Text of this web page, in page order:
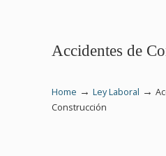
Accidentes de
Home → Ley Laboral →
Construcción